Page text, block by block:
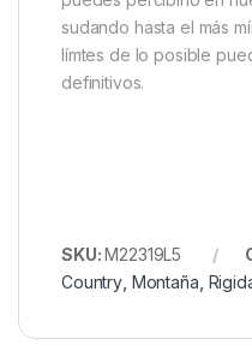
sudando hasta el más
límtes de lo posible
definitivos.
SKU:M22319L5
Country Montaña